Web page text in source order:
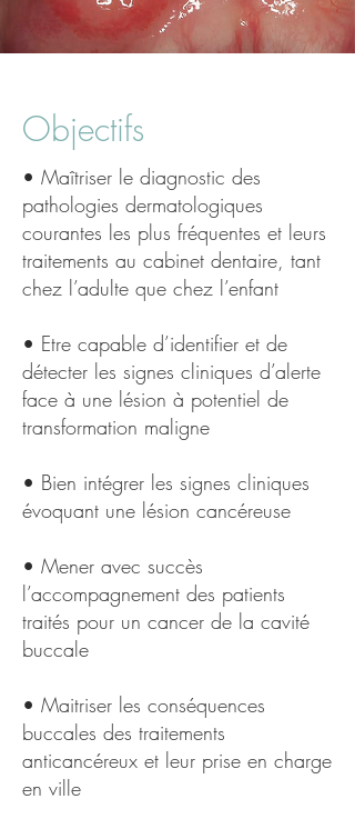
Objectifs
• Maîtriser le diagnostic des
pathologies dermatologiques
courantes les plus fréquentes et leurs
traitements au cabinet dentaire, tant
chez l’adulte que chez l’enfant
• Etre capable d’identifier et de
détecter les signes cliniques d’alerte
face à une lésion à potentiel de
transformation maligne
• Bien intégrer les signes cliniques
évoquant une lésion cancéreuse
• Mener avec succès
l’accompagnement des patients
traités pour un cancer de la cavité
buccale
• Maitriser les conséquences
buccales des traitements
anticancéreux et leur prise en charge
en ville